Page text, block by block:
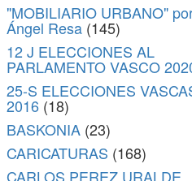
"MOBILIARIO URBANO"
Ángel Resa (145)
12 J ELECCIONES AL
PARLAMENTO VASCO
25-S ELECCIONES
2016 (18)
BASKONIA (23)
CARICATURAS (168)
CARLOS PEREZ URALDE